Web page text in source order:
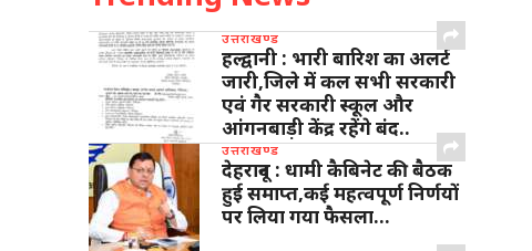
उत्तराखण्ड
हल्द्वानी : भारी बारिश का अलर्ट
जारी,जिले में कल सभी सरकारी
एवं गैर सरकारी स्कूल और
आंगनबाड़ी केंद्र रहेंगे बंद..
उत्तराखण्ड
देहरादून : धामी कैबिनेट की बैठक
हुई समाप्त,कई महत्वपूर्ण निर्णयों
पर लिया गया फैसला…